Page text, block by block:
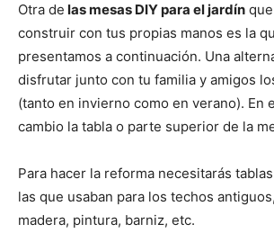
Otra de las mesas DIY para el jardín
construir con tus propias manos es la
presentamos a continuación. Una
disfrutar junto con tu familia y amigos
(tanto en invierno como en verano). En
cambio la tabla o parte superior de la
Para hacer la reforma necesitarás
las que usaban para los techos
madera, pintura, barniz, etc.